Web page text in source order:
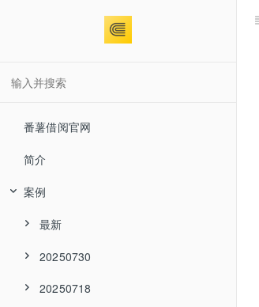
番薯借阅官网
简介
案例
最新
20250730
20250718